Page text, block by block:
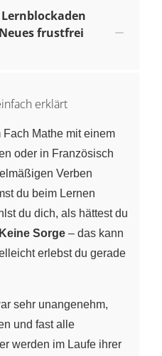
Lernblockaden
frustfrei
erklärt
Mathe mit einem
oder in Französisch
Verben
du beim Lernen
du dich, als hättest du
Keine Sorge – das kann
erlebst du gerade
sehr unangenehm,
und fast alle
werden im Laufe ihrer